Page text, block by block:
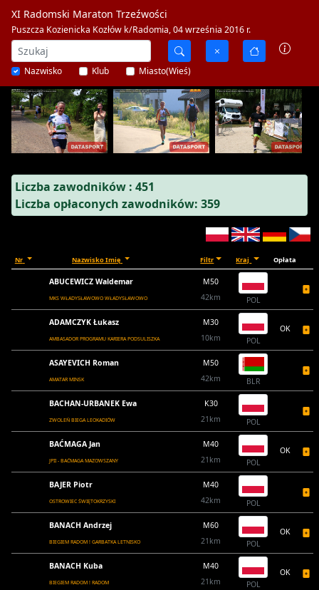
XI Radomski Maraton Trzeźwości
Puszcza Kozienicka Kozłów k/Radomia, 04 września 2016 r.
Nazwisko Klub Miasto(Wieś)
Liczba zawodników : 451
Liczba opłaconych zawodników: 359
Nr Nazwisko Imię Filtr Kraj Opłata
ABUCEWICZ Waldemar
MKS WŁADYSŁAWOWO WŁADYSŁAWOWO
M50
42km
POL
ADAMCZYK Łukasz
AMBASADOR PROGRAMU KARIERA PODSULISZKA
M30
10km
POL
OK
ASAYEVICH Roman
AMATAR MINSK
M50
42km
BLR
BACHAN-URBANEK Ewa
ZWOLEŃ BIEGA LEOKADIÓW
K30
21km
POL
BAĆMAGA Jan
JPII - BAĆMAGA MAZOWSZANY
M40
21km
POL
OK
BAJER Piotr
OSTROWIEC ŚWIĘTOKRZYSKI
M40
42km
POL
BANACH Andrzej
BIEGIEM RADOM ! GARBATKA LETNISKO
M60
21km
POL
OK
BANACH Kuba
BIEGIEM RADOM ! RADOM
M40
21km
POL
OK